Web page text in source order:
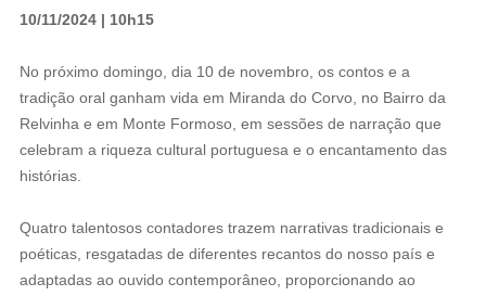
10/11/2024 | 10h15
No próximo domingo, dia 10 de novembro, os contos e a
tradição oral ganham vida em Miranda do Corvo, no Bairro da
Relvinha e em Monte Formoso, em sessões de narração que
celebram a riqueza cultural portuguesa e o encantamento das
histórias.
Quatro talentosos contadores trazem narrativas tradicionais e
poéticas, resgatadas de diferentes recantos do nosso país e
adaptadas ao ouvido contemporâneo, proporcionando ao